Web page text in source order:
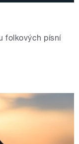
folkových písní